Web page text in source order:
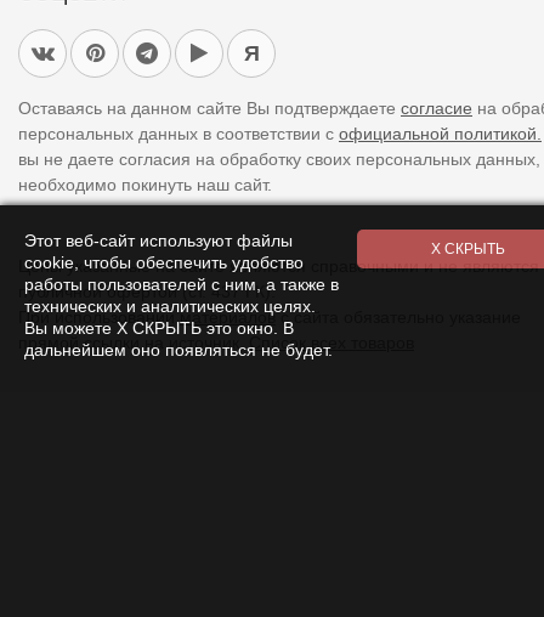
Я
Оставаясь на данном сайте Вы подтверждаете согласие на
персональных данных в соответствии с официальной политикой.
вы не даете согласия на обработку своих персональных
необходимо покинуть наш сайт.
Цены указанные на сайте являются справочными и не являются
публичной офертой (ст. 437 ГК).
При использованииматериаловс сайта обязательно указание
прямой ссылки на источник.
Список всех товаров
Этот веб-сайт используют файлы
cookie, чтобы обеспечить удобство
работы пользователей с ним, а также в
технических и аналитических целях.
Вы можете Х СКРЫТЬ это окно. В
дальнейшем оно появляться не будет.